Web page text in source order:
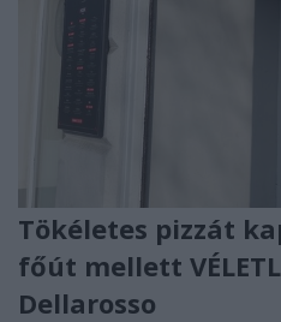
Tökéletes pizzát
főút mellett
Dellarosso